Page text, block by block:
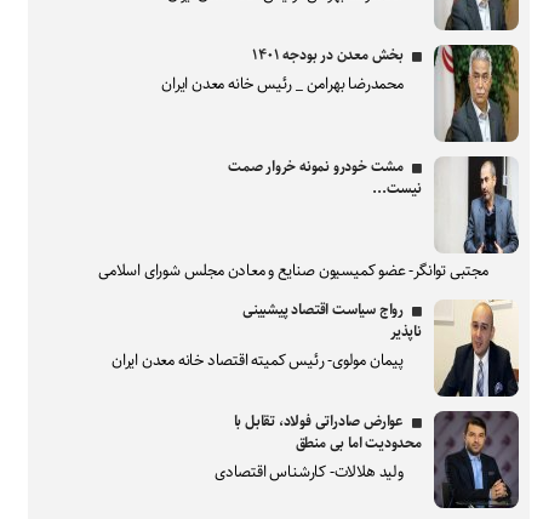
بخش معدن در بودجه ۱۴۰۱
محمدرضا بهرامن _ رئیس خانه معدن ایران
مشت خودرو نمونه خروار صمت
نیست...
مجتبی توانگر- عضو کمیسیون صنایع و معادن مجلس شورای اسلامی
رواج سیاست اقتصاد پیشبینی
ناپذیر
پیمان مولوی- رئیس کمیته اقتصاد خانه معدن ایران
عوارض صادراتی فولاد، تقابل با
محدودیت اما بی منطق
ولید هلالات- کارشناس اقتصادی